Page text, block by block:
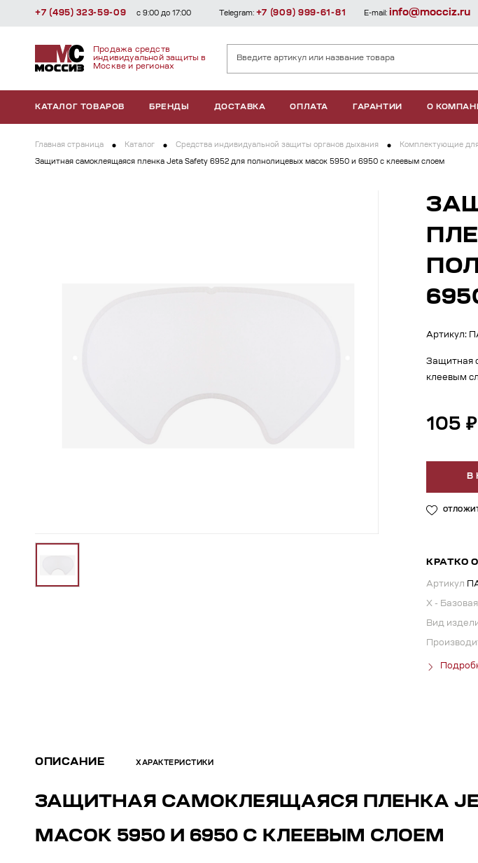
Продажа средств
индивидуальной защиты в
Москве и регионах
КАТАЛОГ ТОВАРОВ БРЕНДЫ ДОСТАВКА ОПЛАТА ГАРАНТИИ О
+7 (495) 323-59-09 с 9:00 до 17:00 Telegram: +7 (909) 999-61-81 E-mail: info@mocciz.ru
Главная страница Каталог Средства индивидуальной защиты органов дыхания Комплектующие
Защитная самоклеящаяся пленка Jeta Safety 6952 для полнолицевых масок 5950 и 6950 с клеевым слоем
Артикул:
Защитная
клеевым
105 ₽
В
КРАТКО
Артикул
X -
Вид
ОПИСАНИЕ ХАРАКТЕРИСТИКИ
ЗАЩИТНАЯ САМОКЛЕЯЩАЯСЯ ПЛЕНКА
МАСОК 5950 И 6950 С КЛЕЕВЫМ СЛОЕМ